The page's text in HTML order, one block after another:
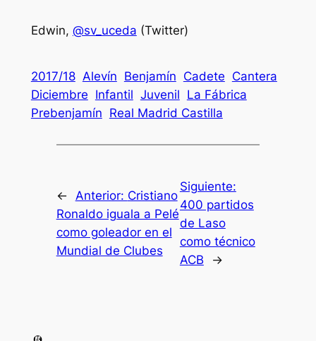
Edwin, @sv_uceda (Twitter)
2017/18 Alevín Benjamín Cadete Cantera
Diciembre Infantil Juvenil La Fábrica
Prebenjamín Real Madrid Castilla
← Anterior: Cristiano
Ronaldo iguala a Pelé
como goleador en el
Mundial de Clubes
Siguiente:
400 partidos
de Laso
como técnico
ACB
→